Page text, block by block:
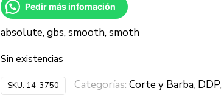
Pedir más infomación
absolute, gbs, smooth, smoth
Sin existencias
SKU: 14-3750 Categorías: Corte y Barba, DDP,